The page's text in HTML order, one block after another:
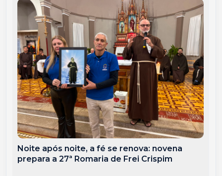
Noite após noite, a fé se renova: novena
prepara a 27ª Romaria de Frei Crispim